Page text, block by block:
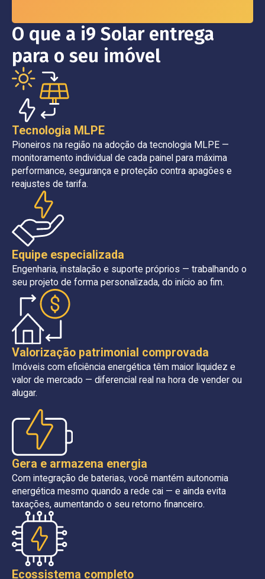
O que a i9 Solar entrega
para o seu imóvel
Tecnologia MLPE
Pioneiros na região na adoção da tecnologia MLPE —
monitoramento individual de cada painel para máxima
performance, segurança e proteção contra apagões e
reajustes de tarifa.
Equipe especializada
Engenharia, instalação e suporte próprios — trabalhando o
seu projeto de forma personalizada, do início ao fim.
Valorização patrimonial comprovada
Imóveis com eficiência energética têm maior liquidez e
valor de mercado — diferencial real na hora de vender ou
alugar.
Gera e armazena energia
Com integração de baterias, você mantém autonomia
energética mesmo quando a rede cai — e ainda evita
taxações, aumentando o seu retorno financeiro.
Ecossistema completo